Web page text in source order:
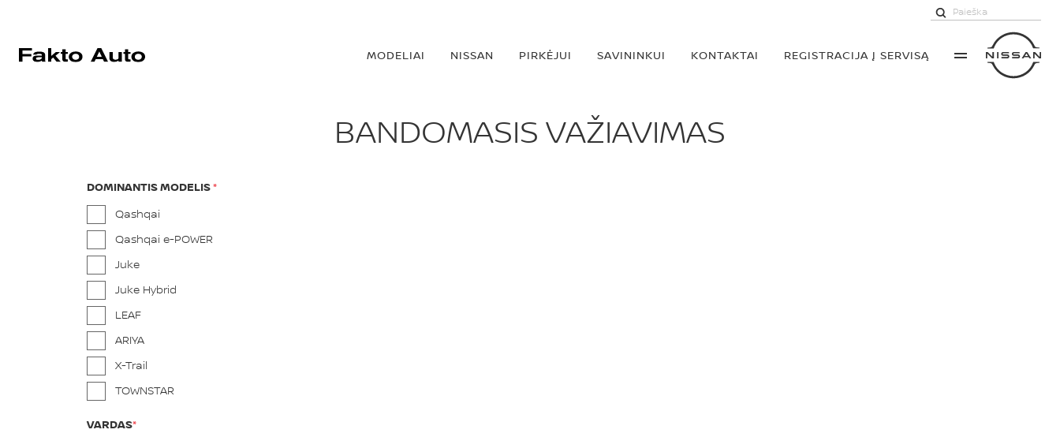
MODELIAI NISSAN PIRKĖJUI SAVININKUI KONTAKTAI REGISTRACIJA Į SERVISĄ
BANDOMASIS VAŽIAVIMAS
DOMINANTIS MODELIS
Qashqai
Qashqai e-POWER
Juke
Juke Hybrid
LEAF
ARIYA
X-Trail
TOWNSTAR
VARDAS